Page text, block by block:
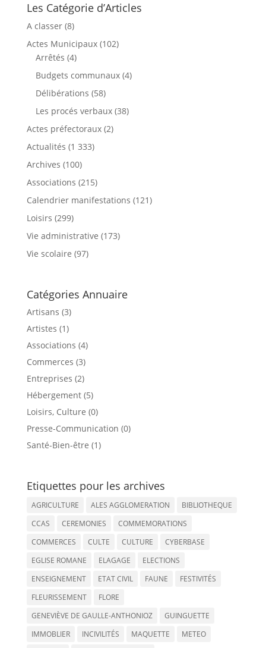
Les Catégorie d’Articles
A classer(8)
Actes Municipaux(102)
Arrêtés (4)
Budgets communaux(4)
Délibérations (58)
Les procés verbaux(38)
Actes préfectoraux(2)
Actualités (1 333)
Archives (100)
Associations (215)
Calendrier manifestations (121)
Loisirs (299)
Vie administrative (173)
Vie scolaire (97)
Catégories Annuaire
Artisans (3)
Artistes (1)
Associations (4)
Commerces (3)
Entreprises (2)
Hébergement (5)
Loisirs, Culture (0)
Presse-Communication (0)
Santé-Bien-être (1)
Etiquettes pour les archives
AGRICULTURE ALES AGGLOMERATION
BIBLIOTHEQUE
CCAS
CEREMONIES
COMMEMORATIONS
COMMERCES
CULTE CULTURE
CYBERBASE
EGLISE ROMANE
ELAGAGE
ELECTIONS
ENSEIGNEMENT
ETAT CIVIL FAUNE
FESTIVITÉS
FLEURISSEMENT
FLORE
GENEVIÈVE DE GAULLE-ANTHONIOZ
GUINGUETTE
IMMOBLIER
INCIVILITÉS MAQUETTE
METEO